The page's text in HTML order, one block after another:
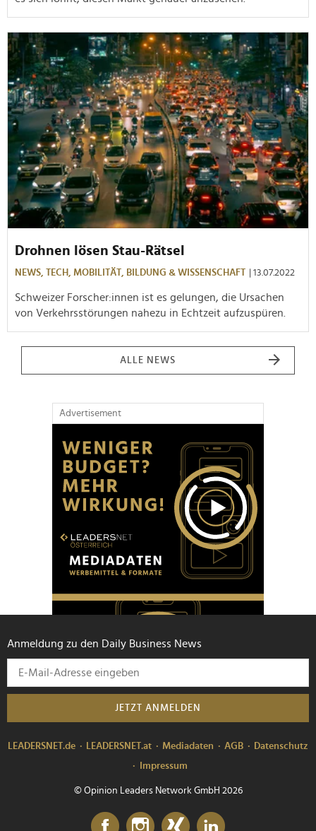
Drohnen lösen Stau-Rätsel
NEWS, TECH, MOBILITÄT, BILDUNG & WISSENSCHAFT | 13.07.2022
Schweizer Forscher:innen ist es gelungen, die Ursachen
von Verkehrsstörungen nahezu in Echtzeit aufzuspüren.
ALLE NEWS
Advertisement
Anmeldung zu den Daily Business News
JETZT ANMELDEN
LEADERSNET.de LEADERSNET.at Mediadaten AGB
Datenschutz
Impressum
© Opinion Leaders Network GmbH 2026